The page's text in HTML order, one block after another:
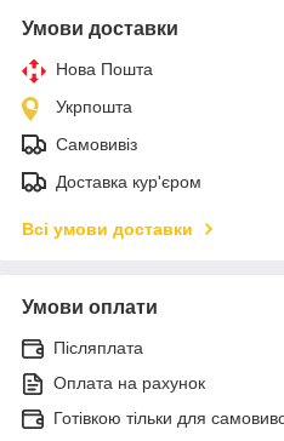
Умови доставки
Нова Пошта
Укрпошта
Самовивіз
Доставка кур'єром
Всі умови доставки
Умови оплати
Післяплата
Оплата на рахунок
Готівкою тільки для